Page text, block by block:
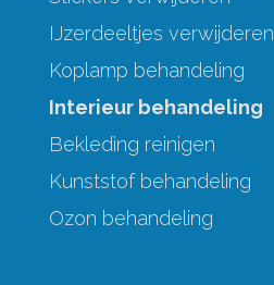
IJzerdeeltjes verwijderen
Koplamp behandeling
Interieur behandeling
Bekleding reinigen
Kunststof behandeling
Ozon behandeling